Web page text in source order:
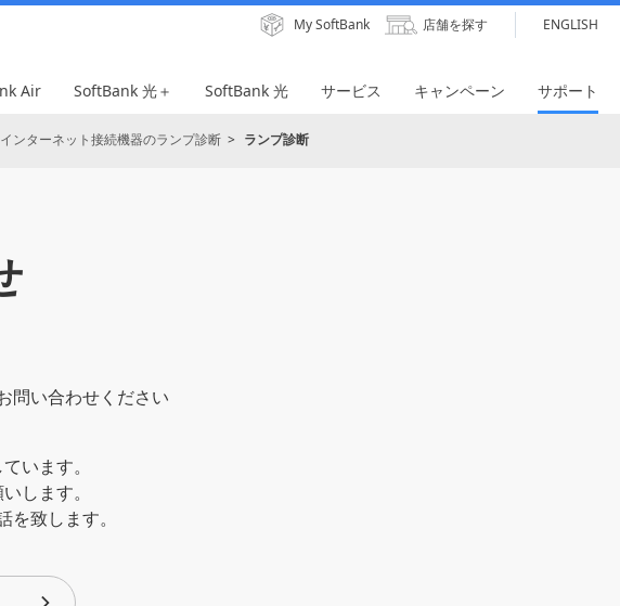
My SoftBank 店舗を探す ENGLISH
Air SoftBank 光＋ SoftBank 光 サービス キャンペーン サポート
インターネット接続機器のランプ診断 ランプ診断
問い合わせください
います。
します。
を致します。